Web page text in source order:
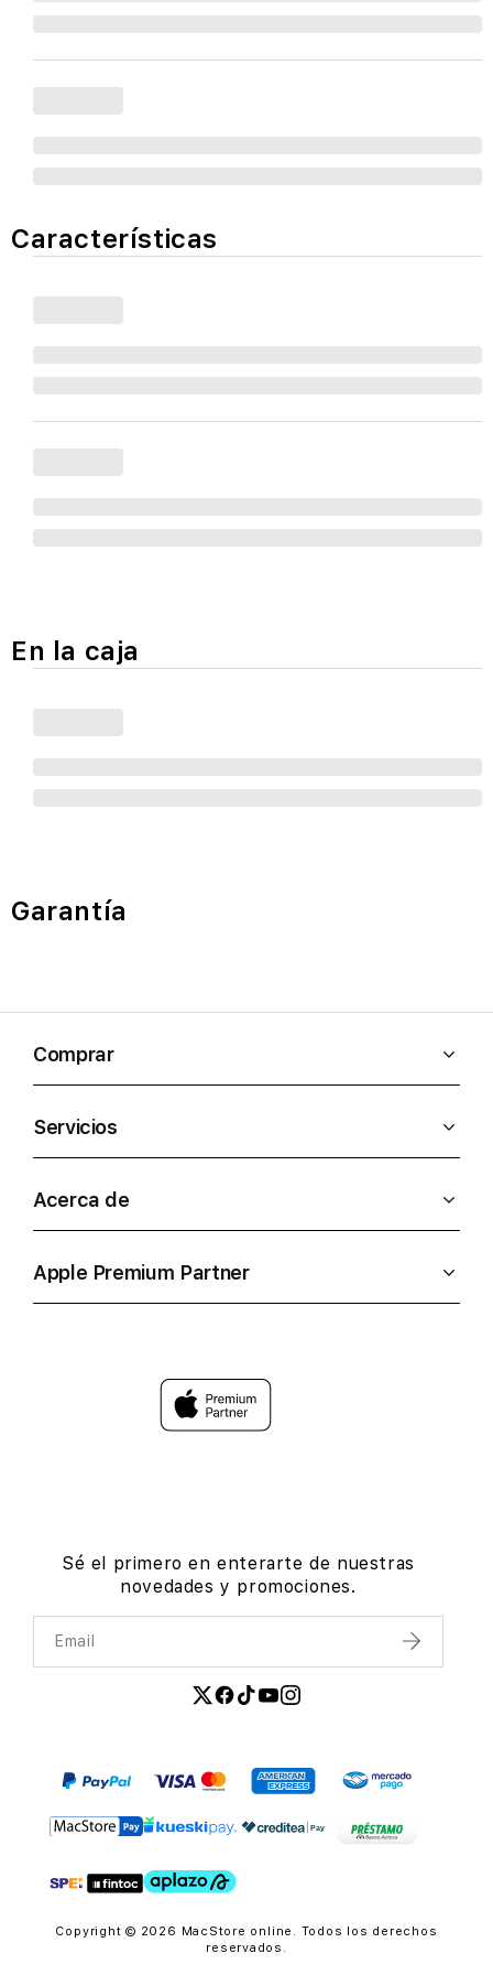
Características
En la caja
Garantía
Comprar
Servicios
Acerca de
Apple Premium Partner
Sé el primero en enterarte de nuestras
novedades y promociones.
Email
Copyright © 2026 MacStore online. Todos los derechos
reservados.